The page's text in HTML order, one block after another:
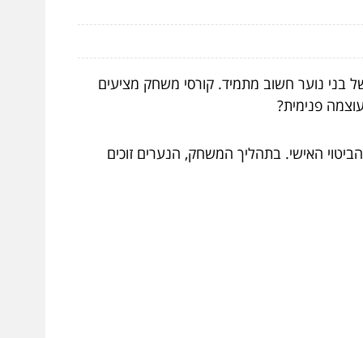
בני נוער חשוב מתמיד. קורסי משחק מציעים
פנימית?
האישי. בתהליך המשחק, הנערים זוכים